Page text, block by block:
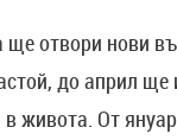
ще отвори нови
до април
живота. От